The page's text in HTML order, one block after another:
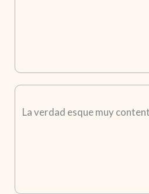
La verdad esque muy